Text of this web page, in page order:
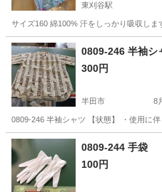
東刈谷駅
サイズ160 綿100% 汗をしっかり吸収し
愛知 刈谷市 着物
0809-246 半袖シ
300円
半田市 8
0809-246 半袖シャツ 【状態】 ・使用に
愛知 半田市 現地
0809-244 手袋
100円